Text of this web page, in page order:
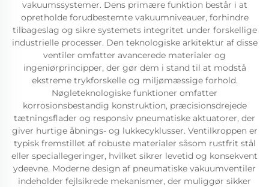
vakuumssystemer. Dens primære funktion består i at
opretholde forudbestemte vakuumniveauer, forhindre
tilbageslag og sikre systemets integritet under forskellige
industrielle processer. Den teknologiske arkitektur af disse
ventiler omfatter avancerede materialer og
ingeniørprincipper, der gør dem i stand til at modstå
ekstreme trykforskelle og miljømæssige forhold.
Nøgleteknologiske funktioner omfatter
korrosionsbestandig konstruktion, præcisionsdrejede
tætningsflader og responsiv pneumatiske aktuatorer, der
giver hurtige åbnings- og lukkecyklusser. Ventilkroppen er
typisk fremstillet af robuste materialer såsom rustfrit stål
eller speciallegeringer, hvilket sikrer levetid og konsekvent
ydeevne. Moderne design af pneumatiske vakuumventiler
indeholder fejlsikrede mekanismer, der muliggør sikker